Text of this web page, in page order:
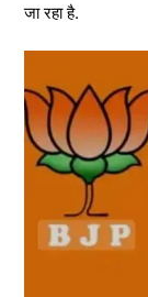
जा रहा है.